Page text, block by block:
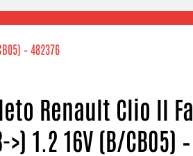
– 482376
Renault Clio II
>) 1.2 16V (B/CB05)